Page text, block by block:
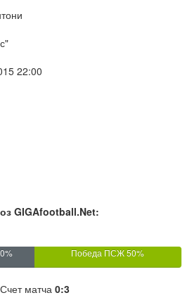
22:00
GIGAfootball.Net:
Победа ПСЖ 50%
Счет матча 0:3